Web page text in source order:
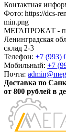
Контактная
Фото: https://dcs-
min.png
МЕГАПРОКАТ -
Ленинградская
склад 2-3
Телефон: +7 (993)
Мобильный: +7
Почта:
Доставка по
от 800 рублей в